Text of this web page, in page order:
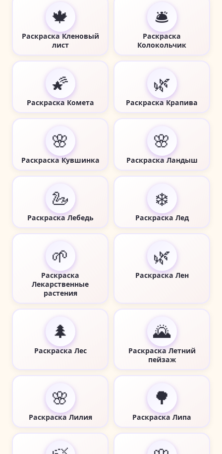
🍁
Раскраска Кленовый
лист
🛎️
Раскраска
Колокольчик
🌠
Раскраска Комета
🌿
Раскраска Крапива
🌸
Раскраска Кувшинка
🌸
Раскраска Ландыш
🦢
Раскраска Лебедь
❄️
Раскраска Лед
🌱
Раскраска
Лекарственные
растения
🌿
Раскраска Лен
🌲
Раскраска Лес
🌄
Раскраска Летний
пейзаж
🌸
Раскраска Лилия
🌳
Раскраска Липа